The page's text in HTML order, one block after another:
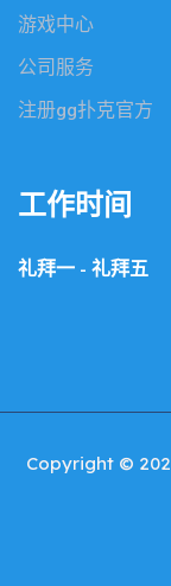
游戏中心
公司服务
注册gg扑克官方
工作时间
礼拜一 - 礼拜五
Copyright ©